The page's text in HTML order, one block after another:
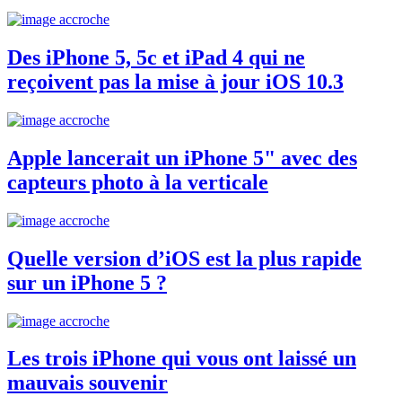
Des iPhone 5, 5c et iPad 4 qui ne
reçoivent pas la mise à jour iOS 10.3
Apple lancerait un iPhone 5" avec des
capteurs photo à la verticale
Quelle version d’iOS est la plus rapide
sur un iPhone 5 ?
Les trois iPhone qui vous ont laissé un
mauvais souvenir